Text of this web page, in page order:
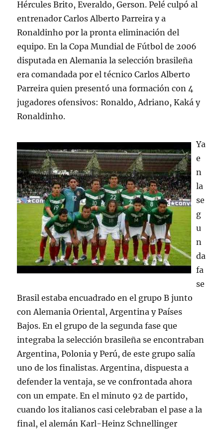
Hércules Brito, Everaldo, Gerson. Pelé culpó al
entrenador Carlos Alberto Parreira y a
Ronaldinho por la pronta eliminación del
equipo. En la Copa Mundial de Fútbol de 2006
disputada en Alemania la selección brasileña
era comandada por el técnico Carlos Alberto
Parreira quien presentó una formación con 4
jugadores ofensivos: Ronaldo, Adriano, Kaká y
Ronaldinho.
Ya
e
n
la
se
g
u
n
da
fa
se
Brasil estaba encuadrado en el grupo B junto
con Alemania Oriental, Argentina y Países
Bajos. En el grupo de la segunda fase que
integraba la selección brasileña se encontraban
Argentina, Polonia y Perú, de este grupo salía
uno de los finalistas. Argentina, dispuesta a
defender la ventaja, se ve confrontada ahora
con un empate. En el minuto 92 de partido,
cuando los italianos casi celebraban el pase a la
final, el alemán Karl-Heinz Schnellinger